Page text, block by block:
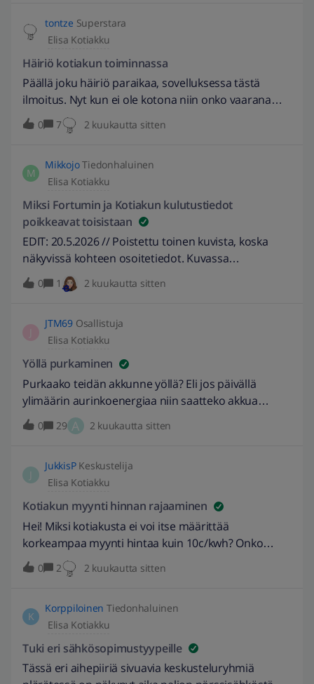
muilla vastaavia havaintoja? Talvella oli useamman
päivän, jolloin ei kunnolla purkanut. Olin tukeen
yhteydessä, jolloin puuttasivat akun ja se alkoi silloin
toimimaan. Mutta tämä ilmiö tuntuu toistuvan. Joku
pisnesvainu tekoälyltä taitaa puuttua. Liitteenä kuva
tämän hetken kulutuksesta ja akun varauksesta.
tontze Superstara
Elisa Kotiakku
Häiriö kotiakun toiminnassa
Päällä joku häiriö paraikaa, sovelluksessa tästä
ilmoitus. Nyt kun ei ole kotona niin onko vaarana
että purkaa akun liian tyhjäksi kun näemmä laikka
punasena myy nyt vaikka akussa oleva sähkö on
0 7 2 kuukautta sitten
M
Mikkojo Tiedonhaluinen
Elisa Kotiakku
Miksi Fortumin ja Kotiakun kulutustiedot
poikkeavat toisistaan
EDIT: 20.5.2026 // Poistettu toinen kuvista, koska
näkyvissä kohteen osoitetiedot. Kuvassa
kulutushistoria. -eepuska
0 1 2 kuukautta sitten
JTM69 Osallistuja
Elisa Kotiakku
Yöllä purkaminen
Purkaako teidän akkunne yöllä? Eli jos päivällä
ylimäärin aurinkoenergiaa niin saatteko akkua
purkamaan yöllä? Minun akkuni ei sitä tee vaan
päinvastoin lataa lisää jos ei vielä täynnä. Näin ollen
talletukseen. Onko Elisalla mitään kommenttia
tähän?
0 29 A 2 kuukautta sitten
JukkisP Keskustelija
Elisa Kotiakku
Kotiakun myynti hinnan rajaaminen
Hei! Miksi kotiakusta ei voi itse määrittää
korkeampaa myynti hintaa kuin 10c/kwh? Onko
sidoksissa Elisan saamiin tuloihin kun asiakkaat myy.
Ei pitäisi olla vaikea poistaa lukitus.
0 2 2 kuukautta sitten
K
Korppiloinen Tiedonhaluinen
Elisa Kotiakku
Tuki eri sähkösopimustyypeille
Tässä eri aihepiiriä sivuavia keskusteluryhmiä